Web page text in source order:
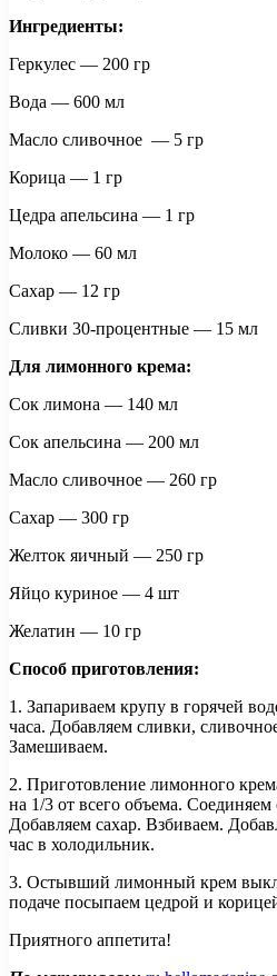
Ингредиенты:
Геркулес — 200 гр
Вода — 600 мл
Масло сливочное — 5 гр
Корица — 1 гр
Цедра апельсина — 1 гр
Молоко — 60 мл
Сахар — 12 гр
Сливки 30-процентные — 15 мл
Для лимонного крема:
Сок лимона — 140 мл
Сок апельсина — 200 мл
Масло сливочное — 260 гр
Сахар — 300 гр
Желток яичный — 250 гр
Яйцо куриное — 4 шт
Желатин — 10 гр
Способ приготовления:
1. Запариваем крупу в горячей
часа. Добавляем сливки,
Замешиваем.
2. Приготовление лимонного
на 1/3 от всего объема.
Добавляем сахар. Взбиваем.
час в холодильник.
3. Остывший лимонный крем
подаче посыпаем цедрой и
Приятного аппетита!